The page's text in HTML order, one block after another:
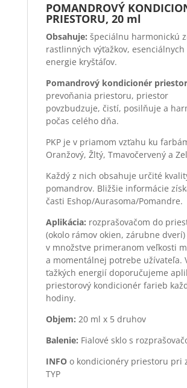
POMANDROVÝ
PRIESTORU, 20 ml
Obsahuje: špeciálnu harmonickú
rastlinných výťažkov, esenciálnych
energie kryštáľov.
Pomandrový kondicionér
prevoňania priestoru, priestor
povzbudzuje, čistí, posilňuje a
počas celého dňa.
PKP je v priamom vzťahu ku
Oranžový, Žltý, Tmavočervený a
Každý z nich obsahuje určité
pomandrov. Bližšie informácie
časti Eshop/Aurasoma/Pomandre.
Aplikácia: rozprašovačom do
(okolo rámov okien, zárubne dverí)
v množstve primeranom veľkosti
a momentálnej potrebe užívateľa.
ťažkých energií doporučujeme
priestorový kondicionér farieb
hodiny.
Objem: 20 ml x 5 druhov
Balenie: Fialové sklo s
INFOo kondicionéry priestoru pri
TYP